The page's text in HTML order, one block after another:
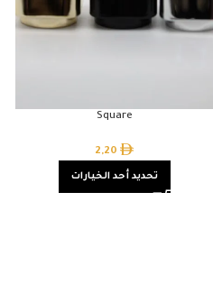
Square
2,20
تحديد أحد الخيارات